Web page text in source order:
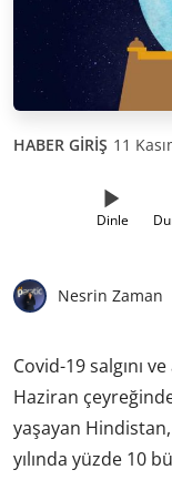
HABER GİRİŞ 11
Dinle
Nesrin Zaman
Covid-19 salgını
Haziran
yaşayan Hindistan
yılında yüzde 10